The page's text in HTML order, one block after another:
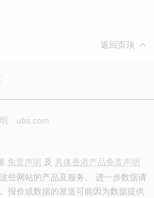
返回页顶
ubs.com
免责声明 及 具体香港产品免责声明
些网站的产品及服务。 进一步数据请
报价或数据的发送可能因为数据提供